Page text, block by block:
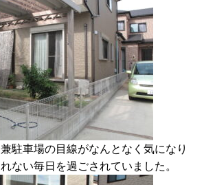
駐車場の目線がなんとなく気になり
ない毎日を過ごされていました。